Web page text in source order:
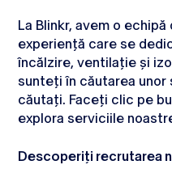
La Blinkr, avem o
experiență care se
încălzire, ventilație și
sunteți în căutarea unor
căutați. Faceți clic pe
explora serviciile
Descoperiți recrutarea